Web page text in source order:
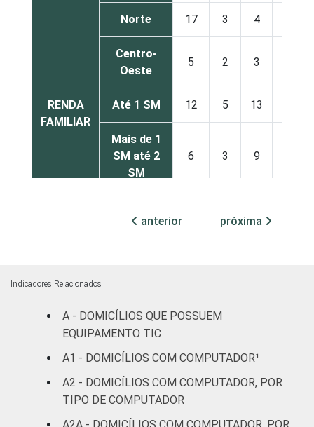
Norte 17 3 4
Centro-
Oeste
5 2 3
RENDA
FAMILIAR
Até 1 SM 12 5 13
Mais de 1
SM até 2
SM
6 3 9
SM até 3
2 6
SM
SM até 10
SM
0 0 2
0 0 3 0
anterior próxima
Indicadores Relacionados
A - DOMICÍLIOS QUE POSSUEM
EQUIPAMENTO TIC
A1 - DOMICÍLIOS COM COMPUTADOR¹
A2 - DOMICÍLIOS COM COMPUTADOR, POR
TIPO DE COMPUTADOR